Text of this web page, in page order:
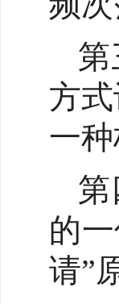
方
一
的
请”